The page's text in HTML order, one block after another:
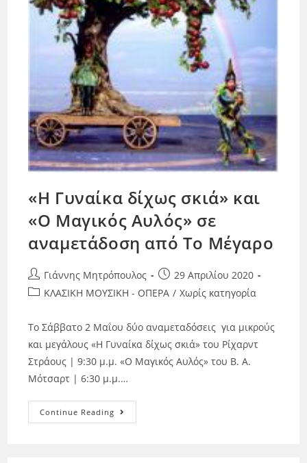
«Η Γυναίκα δίχως σκιά» και
«Ο Μαγικός Αυλός» σε
αναμετάδοση από Το Μέγαρο
Γιάννης Μητρόπουλος
29 Απριλίου 2020
ΚΛΑΣΙΚΗ ΜΟΥΣΙΚΗ - ΟΠΕΡΑ / Χωρίς κατηγορία
Το Σάββατο 2 Μαΐου δύο αναμεταδόσεις για μικρούς
και μεγάλους «Η Γυναίκα δίχως σκιά» του Ρίχαρντ
Στράους | 9:30 μ.μ. «Ο Μαγικός Αυλός» του Β. Α.
Μότσαρτ | 6:30 μ.μ.…
Continue Reading